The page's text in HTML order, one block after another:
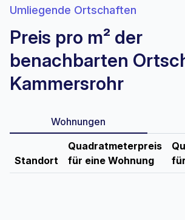
Umliegende Ortschaften
Preis pro m² der
benachbarten
Kammersrohr
Wohnungen
Standort
Quadratmeterpreis
für eine Wohnung